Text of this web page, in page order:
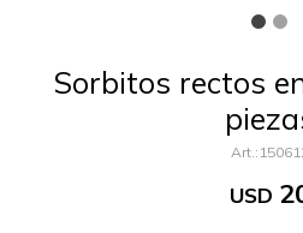
Sorbitos rectos
USD